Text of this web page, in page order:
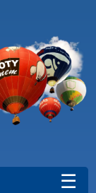
na Threads
na stronie
☰